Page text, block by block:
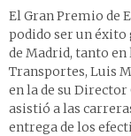
El Gran Premio de
podido ser un éxito
de Madrid, tanto en
Transportes, Luis
en la de su
asistió a las
entrega de los